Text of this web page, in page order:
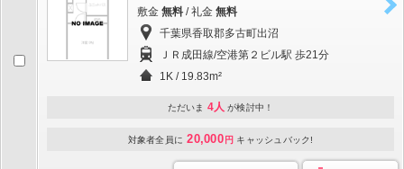
敷金 無料 / 礼金 無料
千葉県香取郡多古町出沼
ＪＲ成田線/空港第２ビル駅 歩21分
1K / 19.83m²
ただいま 4人 が検討中！
対象者全員に 20,000 円 キャッシュバック!